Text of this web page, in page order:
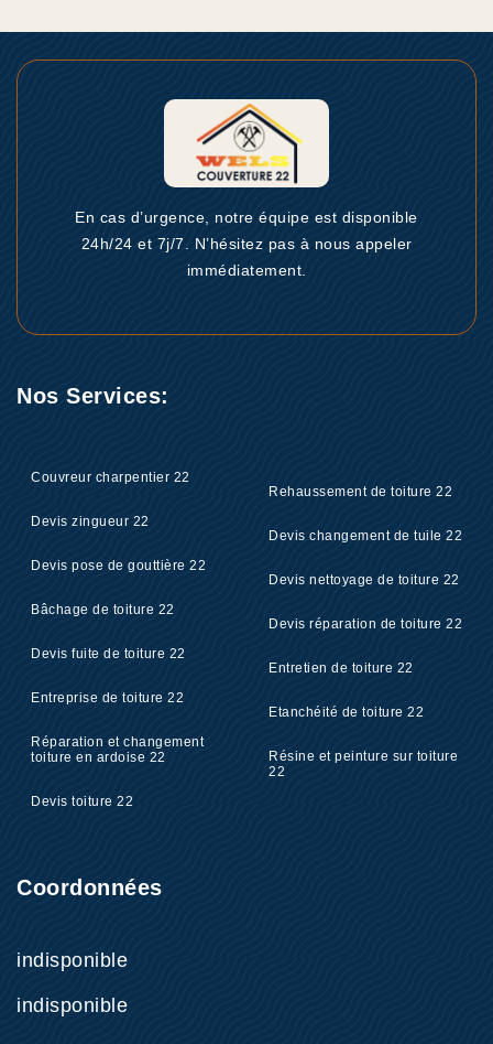
En cas d’urgence, notre équipe est disponible
24h/24 et 7j/7. N’hésitez pas à nous appeler
immédiatement.
Nos Services:
Couvreur charpentier 22
Devis zingueur 22
Devis pose de gouttière 22
Bâchage de toiture 22
Devis fuite de toiture 22
Entreprise de toiture 22
Réparation et changement
toiture en ardoise 22
Devis toiture 22
Rehaussement de toiture 22
Devis changement de tuile 22
Devis nettoyage de toiture 22
Devis réparation de toiture 22
Entretien de toiture 22
Etanchéité de toiture 22
Résine et peinture sur toiture
22
Coordonnées
indisponible
indisponible